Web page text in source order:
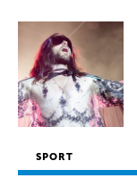
SPORT